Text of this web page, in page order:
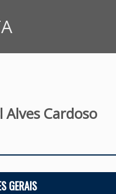
Alves Cardoso
GERAIS